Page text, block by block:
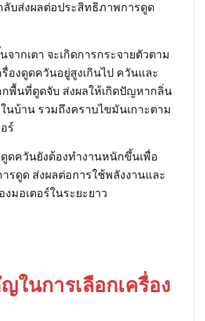
ลับส่งผลต่อประสิทธิภาพการดูด
ากเตา จะเกิดการกระจายตัวตาม
องดูดควันอยู่สูงเกินไป ควันและ
พื้นที่ดูดจับ ส่งผลให้เกิดปัญหากลิ่น
นบ้าน รวมถึงคราบไขมันเกาะตาม
ร์
ดควันยังต้องทำงานหนักขึ้นเพื่อ
ารดูด ส่งผลต่อการใช้พลังงานและ
มอเตอร์ในระยะยาว
ในการเลือกเครื่อง